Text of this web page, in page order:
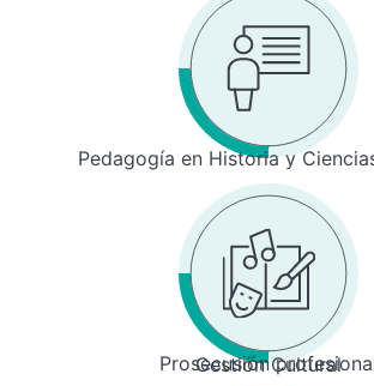
Pedagogía en Historia y
Prosecusión
Gestión Cultural